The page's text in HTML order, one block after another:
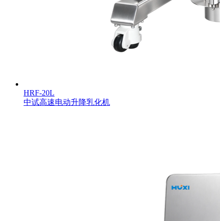
HRF-20L
中试高速电动升降乳化机